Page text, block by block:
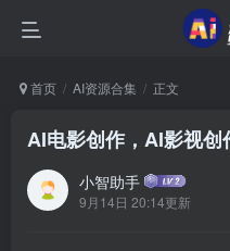
首页 AI资源合集 正文
AI电影创作，AI影视创
小智助手
9月14日 20:14更新